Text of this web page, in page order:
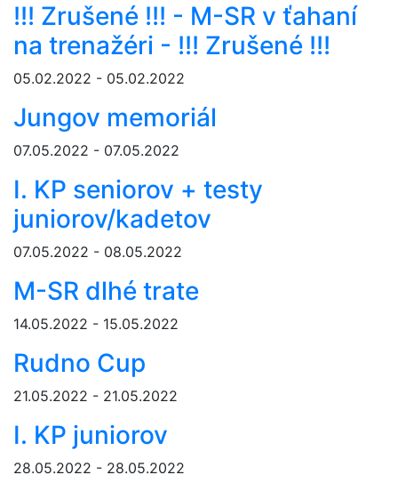
!!! Zrušené !!! - M-SR v ťahaní
na trenažéri - !!! Zrušené !!!
05.02.2022 - 05.02.2022
Jungov memoriál
07.05.2022 - 07.05.2022
I. KP seniorov + testy
juniorov/kadetov
07.05.2022 - 08.05.2022
M-SR dlhé trate
14.05.2022 - 15.05.2022
Rudno Cup
21.05.2022 - 21.05.2022
I. KP juniorov
28.05.2022 - 28.05.2022